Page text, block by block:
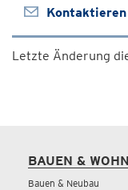
Letzte Änderung
BAUEN &
Bauen & Neubau